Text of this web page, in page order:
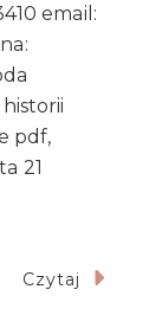
email:
pdf,
21
Czytaj